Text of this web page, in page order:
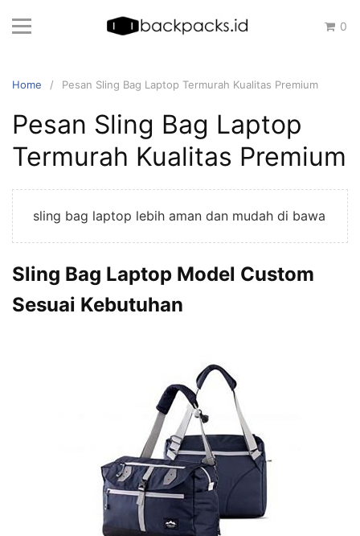
to
0
Home Pesan Sling Bag Laptop Termurah Kualitas Premium
Pesan Sling Bag Laptop
Termurah Kualitas Premium
sling bag laptop lebih aman dan mudah di bawa
Sling Bag Laptop Model Custom
Sesuai Kebutuhan